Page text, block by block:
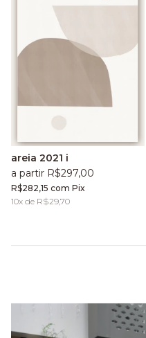
areia 2021 i
a partir R$297,00
R$282,15 com Pix
10x de R$29,70